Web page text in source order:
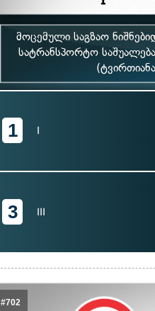
მოცემული საგზაო
სატრანსპორტო
1 I
3 III
#702